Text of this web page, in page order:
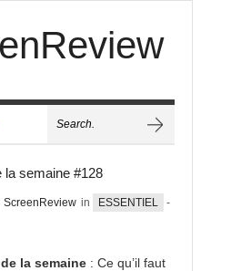
la semaine #128
ScreenReview in ESSENTIEL
-
la semaine: Ce qu’il faut